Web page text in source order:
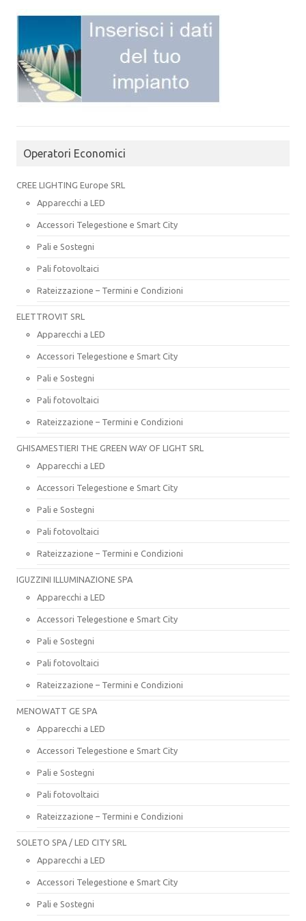
Operatori Economici
CREE LIGHTING Europe SRL
Apparecchi a LED
Accessori Telegestione e Smart City
Pali e Sostegni
Pali fotovoltaici
Rateizzazione – Termini e Condizioni
ELETTROVIT SRL
Apparecchi a LED
Accessori Telegestione e Smart City
Pali e Sostegni
Pali fotovoltaici
Rateizzazione – Termini e Condizioni
GHISAMESTIERI THE GREEN WAY OF LIGHT SRL
Apparecchi a LED
Accessori Telegestione e Smart City
Pali e Sostegni
Pali fotovoltaici
Rateizzazione – Termini e Condizioni
IGUZZINI ILLUMINAZIONE SPA
Apparecchi a LED
Accessori Telegestione e Smart City
Pali e Sostegni
Pali fotovoltaici
Rateizzazione – Termini e Condizioni
MENOWATT GE SPA
Apparecchi a LED
Accessori Telegestione e Smart City
Pali e Sostegni
Pali fotovoltaici
Rateizzazione – Termini e Condizioni
SOLETO SPA / LED CITY SRL
Apparecchi a LED
Accessori Telegestione e Smart City
Pali e Sostegni